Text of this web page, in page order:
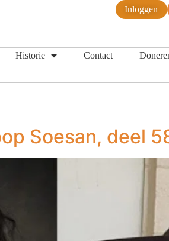
Inloggen
Historie Contact
Soesan, deel